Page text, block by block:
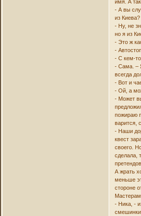
имя. А
- А вы
из Киева?
- Ну, не
но я из
- Это ж
-
- С кем-
- Сама. –
всегда
- Вот и
- Ой, а
- Может
пожираю
варится,
- Наши
квест
своего.
сделала,
А жрать
меньше
стороне
- Ника, -